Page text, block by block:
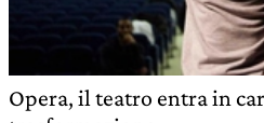
Opera, il teatro entra in